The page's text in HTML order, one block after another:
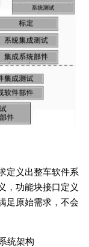
定义出整车软件系
，功能块接口定义
足原始需求，不会
统架构